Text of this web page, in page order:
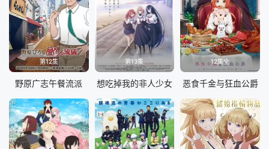
第12集
野原广志午餐流派
第13集
想吃掉我的非人少女
12集全
恶食千金与狂血公爵